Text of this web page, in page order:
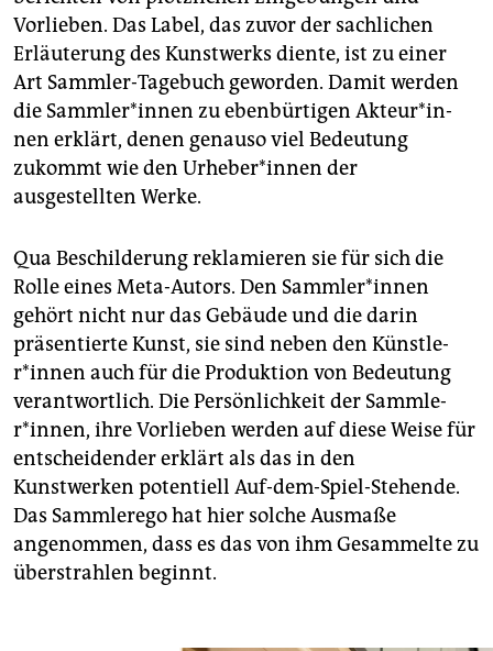
Vorlieben. Das Label, das zuvor der sachlichen
Erläuterung des Kunstwerks diente, ist zu einer
Art Sammler-Tagebuch geworden. Damit werden
die Samm­le­r*innen zu ebenbürtigen Ak­teu­r*in­
nen erklärt, denen genauso viel Bedeutung
zukommt wie den Ur­he­be­r*innen der
ausgestellten Werke.
Qua Beschilderung reklamieren sie für sich die
Rolle eines Meta-Autors. Den Samm­le­r*in­nen
gehört nicht nur das Gebäude und die darin
präsentierte Kunst, sie sind neben den Künst­le­
r*innen auch für die Produktion von Bedeutung
verantwortlich. Die Persönlichkeit der Samm­le­
r*in­nen, ihre Vorlieben werden auf diese Weise für
entscheidender erklärt als das in den
Kunstwerken potentiell Auf-dem-Spiel-Stehende.
Das Sammlerego hat hier solche Ausmaße
angenommen, dass es das von ihm Gesammelte zu
überstrahlen beginnt.